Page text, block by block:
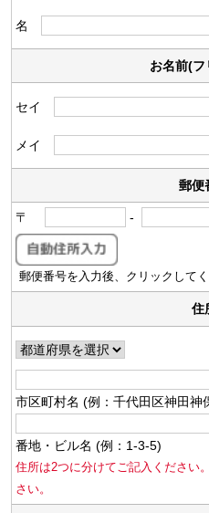
名
お名前(フ
セイ
メイ
郵便
〒 -
郵便番号を入力後、クリックしてく
住
市区町村名 (例：千代田区神田神
番地・ビル名 (例：1-3-5)
住所は2つに分けてご記入ください
さい。